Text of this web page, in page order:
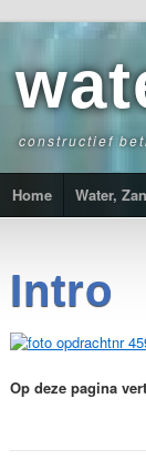
constructief
Home Water,
Intro
Op deze pagina